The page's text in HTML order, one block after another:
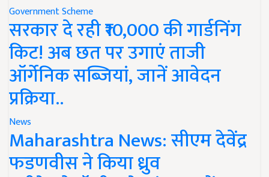
Government Scheme
सरकार दे रही ₹10,000 की गार्डनिंग
किट! अब छत पर उगाएं ताजी
ऑर्गेनिक सब्जियां, जानें आवेदन
प्रक्रिया..
News
Maharashtra News: सीएम देवेंद्र
फडणवीस ने किया ध्रुव